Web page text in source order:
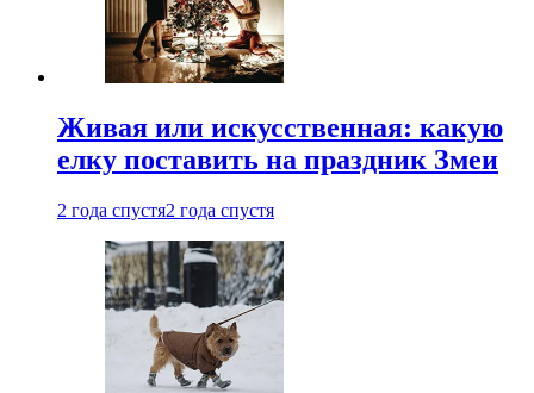
Живая или искусственная: какую
елку поставить на праздник Змеи
2 года спустя2 года спустя